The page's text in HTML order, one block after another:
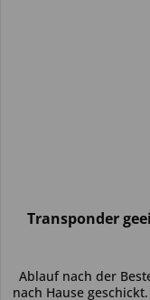
Transponder
Ablauf nach der
nach Hause